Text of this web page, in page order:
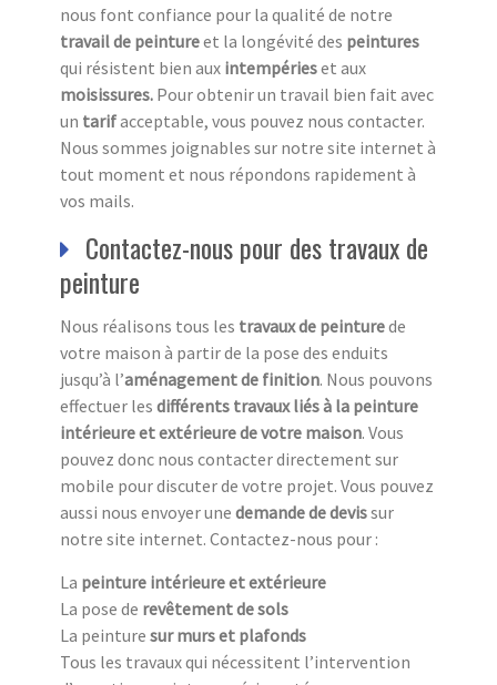
nous font confiance pour la qualité de notre
travail de peintureet la longévité des peintures
qui résistent bien aux intempérieset aux
moisissures. Pour obtenir un travail bien fait avec
un tarifacceptable, vous pouvez nous contacter.
Nous sommes joignables sur notre site internet à
tout moment et nous répondons rapidement à
vos mails.
Contactez-nous pour des travaux de
peinture
Nous réalisons tous les travaux de peinturede
votre maison à partir de la pose des enduits
jusqu’à l’aménagement de finition. Nous pouvons
effectuer les différents travaux liés à la peinture
intérieure et extérieure de votre maison. Vous
pouvez donc nous contacter directement sur
mobile pour discuter de votre projet. Vous pouvez
aussi nous envoyer une demande de devissur
notre site internet. Contactez-nous pour :
La peinture intérieure et extérieure
La pose de revêtement de sols
La peinture sur murs et plafonds
Tous les travaux qui nécessitent l’intervention